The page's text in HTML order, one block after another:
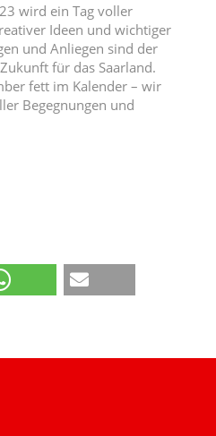
wird ein Tag voller
Ideen und wichtiger
und Anliegen sind der
für das Saarland.
fett im Kalender – wir
Begegnungen und